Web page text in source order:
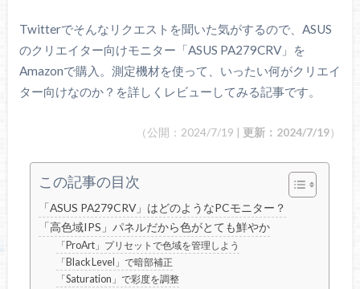
Twitterでそんなリクエストを聞いた気がするので、ASUS
のクリエイター向けモニター「ASUS PA279CRV」を
Amazonで購入。測定機材を使って、いったい何がクリエイ
ター向けなのか？を詳しくレビューしてみる記事です。
（公開：2024/7/19 |更新：2024/7/19）
この記事の目次
「ASUS PA279CRV」はどのようなPCモニター？
「高色域IPS」パネルだから色がとても鮮やか
「ProArt」プリセットで色域を管理しよう
「Black Level」で暗部補正
「Saturation」で彩度を調整